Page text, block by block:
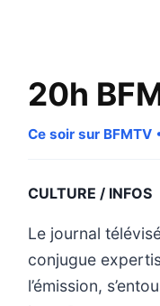
20h
Ce soir sur BFMTV
CULTURE / INFOS
Le journal
conjugue
l’émission,